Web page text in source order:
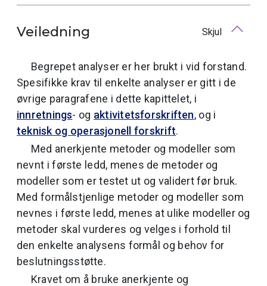
Veiledning Skjul
Begrepet analyser er her brukt i vid forstand.
Spesifikke krav til enkelte analyser er gitt i de
øvrige paragrafene i dette kapittelet, i
innretnings- og aktivitetsforskriften, og i
teknisk og operasjonell forskrift.
Med anerkjente metoder og modeller som
nevnt i første ledd, menes de metoder og
modeller som er testet ut og validert før bruk.
Med formålstjenlige metoder og modeller som
nevnes i første ledd, menes at ulike modeller og
metoder skal vurderes og velges i forhold til
den enkelte analysens formål og behov for
beslutningsstøtte.
Kravet om å bruke anerkjente og